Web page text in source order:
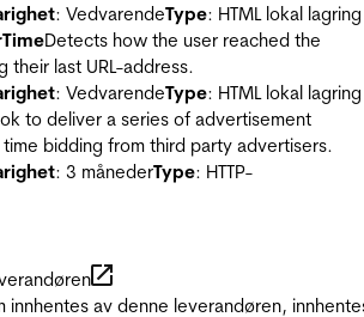
: VedvarendeType: HTML lokal lagring
Detects how the user reached the
last URL-address.
: VedvarendeType: HTML lokal lagring
to deliver a series of advertisement
bidding from third party advertisers.
: 3 månederType: HTTP-
innhentes av denne leverandøren,